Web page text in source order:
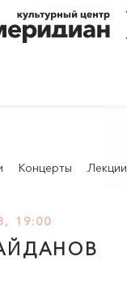
Концерты Лекции
19:00